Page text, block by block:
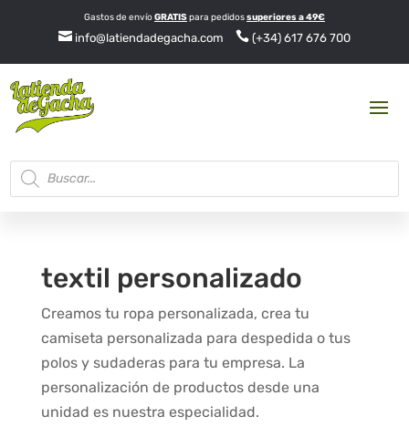
Gastos de envíoGRATISpara pedidossuperiores a 49€
info@latiendadegacha.com (+34) 617 676 700
Búsqueda
de
productos
textil personalizado
Creamos tu ropa personalizada, crea tu
camiseta personalizada para despedida o tus
polos y sudaderas para tu empresa. La
personalización de productos desde una
unidad es nuestra especialidad.